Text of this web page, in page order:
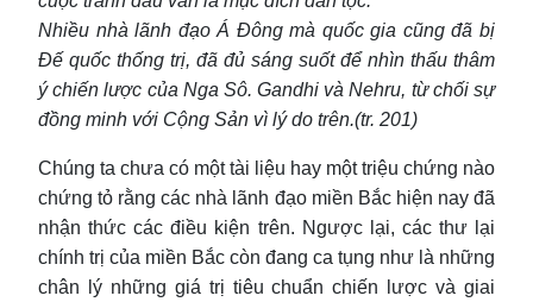
Nhiều nhà lãnh đạo Á Đông mà quốc gia cũng đã bị
Đế quốc thống trị, đã đủ sáng suốt để nhìn thấu thâm
ý chiến lược của Nga Sô. Gandhi và Nehru, từ chối sự
đồng minh với Cộng Sản vì lý do trên.(tr. 201)
Chúng ta chưa có một tài liệu hay một triệu chứng nào
chứng tỏ rằng các nhà lãnh đạo miền Bắc hiện nay đã
nhận thức các điều kiện trên. Ngược lại, các thư lại
chính trị của miền Bắc còn đang ca tụng như là những
chân lý những giá trị tiêu chuẩn chiến lược và giai